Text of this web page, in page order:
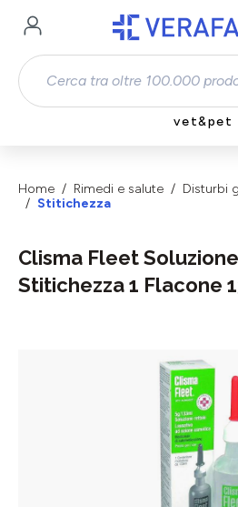
Passa al contenuto principale
vet&pet
Home Rimedi e salute
Disturbi
Stitichezza
Clisma Fleet
Stitichezza 1 Flacone